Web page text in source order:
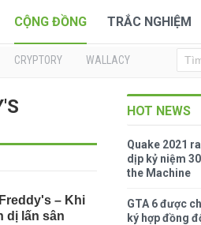
CỘNG ĐỒNG TRẮC NGHIỆM
CRYPTORY WALLACY
– Khi
dị lấn sân
HOT NEWS
Quake 2021
dịp kỷ niệm
the Machine
GTA 6 được
ký hợp đồng